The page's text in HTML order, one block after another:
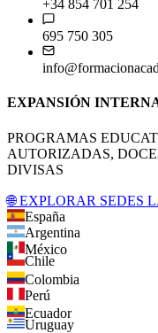
+34 854 701 254
695 750 305
EXPANSIÓN
PROGRAMAS
AUTORIZADAS,
DIVISAS
🌐 EXPLORAR SEDES
España
Argentina
México
Chile
Colombia
Perú
Ecuador